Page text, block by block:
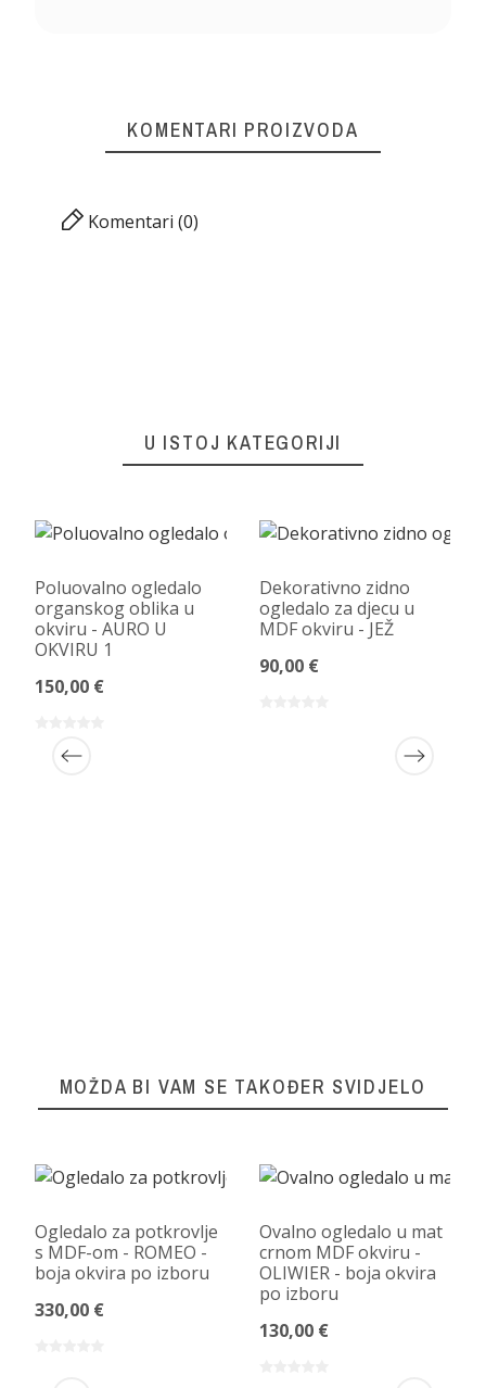
KOMENTARI PROIZVODA
Komentari (0)
U ISTOJ KATEGORIJI
Poluovalno ogledalo
organskog oblika u
okviru - AURO U
OKVIRU 1
150,00 €
Dekorativno zidno
ogledalo za djecu u
MDF okviru - JEŽ
90,00 €
MOŽDA BI VAM SE TAKOĐER SVIDJELO
Ogledalo za potkrovlje
s MDF-om - ROMEO -
boja okvira po izboru
330,00 €
Ovalno ogledalo u mat
crnom MDF okviru -
OLIWIER - boja okvira
po izboru
130,00 €